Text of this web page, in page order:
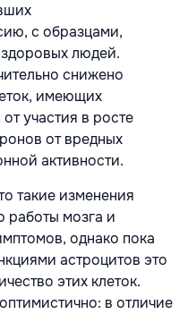
с образцами,
людей.
снижено
имеющих
участия в росте
от вредных
активности.
такие изменения
работы мозга и
однако пока
астроцитов это
этих клеток.
в отличие